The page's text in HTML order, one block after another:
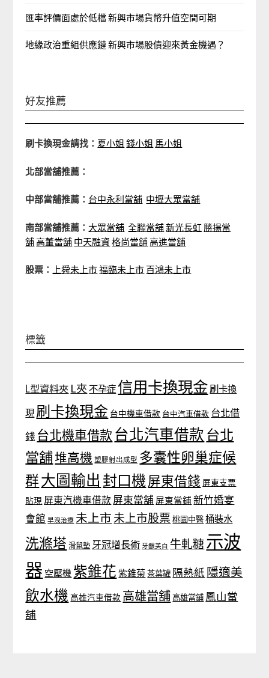
匯率評價面處於低檔 新興市場貨幣升值空間可期
地緣政治重組供應鏈 新興市場股債迎來黃金機遇？
好友推薦
刷卡換現金請找： 夏小姐 錢小姐 馬小姐
北部當舖推薦：
中部當舖推薦： 台中永利當舖 中壢大眾當舖
南部當舖推薦： 大眾當舖 全聯當舖新光長虹 勝揚當
舖高董當舖 中天融資格尚當舖高進當舖
股票： 上舜未上市福臨未上市 百鴻未上市
標籤
L型資料夾 L夾 不孕症 信用卡換現金 刷卡換
現 刷卡換現金 台中機車借款 台中汽車借款 台北借
錢 台北機車借款 台北汽車借款 台北
當舖堆高機 塑膠射出成型 多囊性卵巢症候
群大圖輸出 封口機 屏東借錢 屏東支票
貼現 屏東汽機車借款 屏東當舖 屏東當鋪 新竹婚宴
會館 早洩治療 未上市 未上市股票 桃園中醫 桶裝水
洗滌塔 滑鼠墊 牙冠增長術 牙齦美白 牛軋糖示波
器 空壓機 紫錐花 紫錐菊 茶葉罐 隔熱紙 隱適美
飲水機 高雄汽車借款 高雄當舖 高雄當鋪 鳳山當
舖